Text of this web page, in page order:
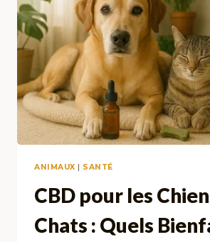
LE
GUIDE
COMPLET
ANIMAUX | SANTÉ
CBD pour les
Chats : Quels